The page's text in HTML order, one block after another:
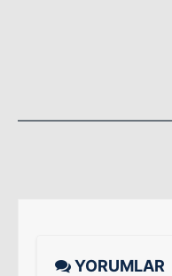
YORUMLAR